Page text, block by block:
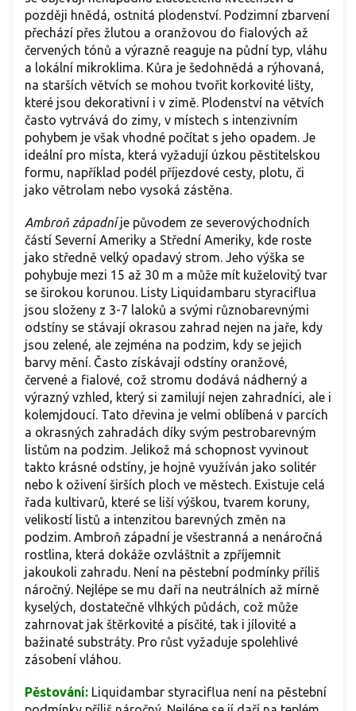
později hnědá, ostnitá plodenství. Podzimní zbarvení
přechází přes žlutou a oranžovou do fialových až
červených tónů a výrazně reaguje na půdní typ, vláhu
a lokální mikroklima. Kůra je šedohnědá a rýhovaná,
na starších větvích se mohou tvořit korkovité lišty,
které jsou dekorativní i v zimě. Plodenství na větvích
často vytrvává do zimy, v místech s intenzivním
pohybem je však vhodné počítat s jeho opadem. Je
ideální pro místa, která vyžadují úzkou pěstitelskou
formu, například podél příjezdové cesty, plotu, či
jako větrolam nebo vysoká zástěna.
Ambroň západníje původem ze severovýchodních
částí Severní Ameriky a Střední Ameriky, kde roste
jako středně velký opadavý strom. Jeho výška se
pohybuje mezi 15 až 30 m a může mít kuželovitý tvar
se širokou korunou. Listy Liquidambaru styraciflua
jsou složeny z 3-7 laloků a svými různobarevnými
odstíny se stávají okrasou zahrad nejen na jaře, kdy
jsou zelené, ale zejména na podzim, kdy se jejich
barvy mění. Často získávají odstíny oranžové,
červené a fialové, což stromu dodává nádherný a
výrazný vzhled, který si zamilují nejen zahradníci, ale i
kolemjdoucí. Tato dřevina je velmi oblíbená v parcích
a okrasných zahradách díky svým pestrobarevným
listům na podzim. Jelikož má schopnost vyvinout
takto krásné odstíny, je hojně využíván jako solitér
nebo k oživení širších ploch ve městech. Existuje celá
řada kultivarů, které se liší výškou, tvarem koruny,
velikostí listů a intenzitou barevných změn na
podzim. Ambroň západní je všestranná a nenáročná
rostlina, která dokáže ozvláštnit a zpříjemnit
jakoukoli zahradu. Není na pěstební podmínky příliš
náročný. Nejlépe se mu daří na neutrálních až mírně
kyselých, dostatečně vlhkých půdách, což může
zahrnovat jak štěrkovité a písčité, tak i jílovité a
bažinaté substráty. Pro růst vyžaduje spolehlivé
zásobení vláhou.
Pěstování: Liquidambar styraciflua není na pěstební